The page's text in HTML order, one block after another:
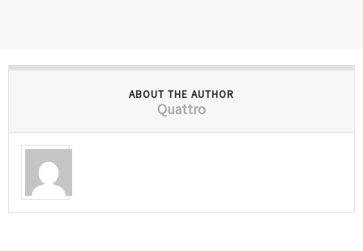
ABOUT THE AUTHOR
Quattro